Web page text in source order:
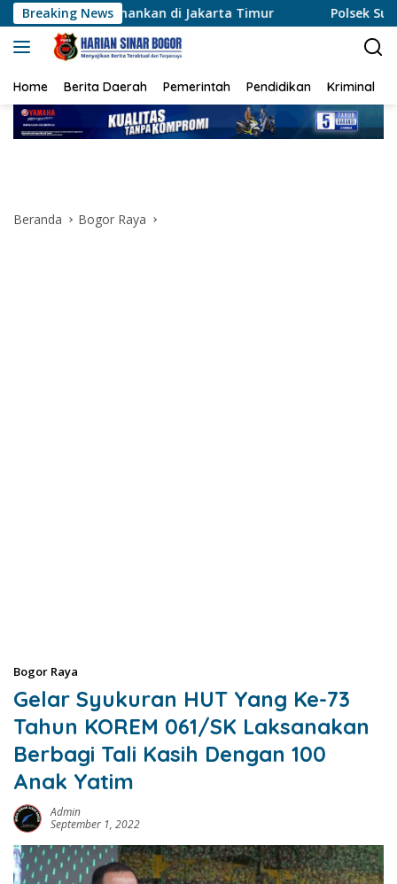
Langsung
ke
konten
Breaking News
di Jakarta Timur Polsek Sungai Sembilan
Home Berita Daerah Pemerintah Pendidikan Kriminal
Beranda Bogor Raya
Bogor Raya
Gelar Syukuran HUT Yang Ke-73
Tahun KOREM 061/SK Laksanakan
Berbagi Tali Kasih Dengan 100
Anak Yatim
Admin
September 1, 2022